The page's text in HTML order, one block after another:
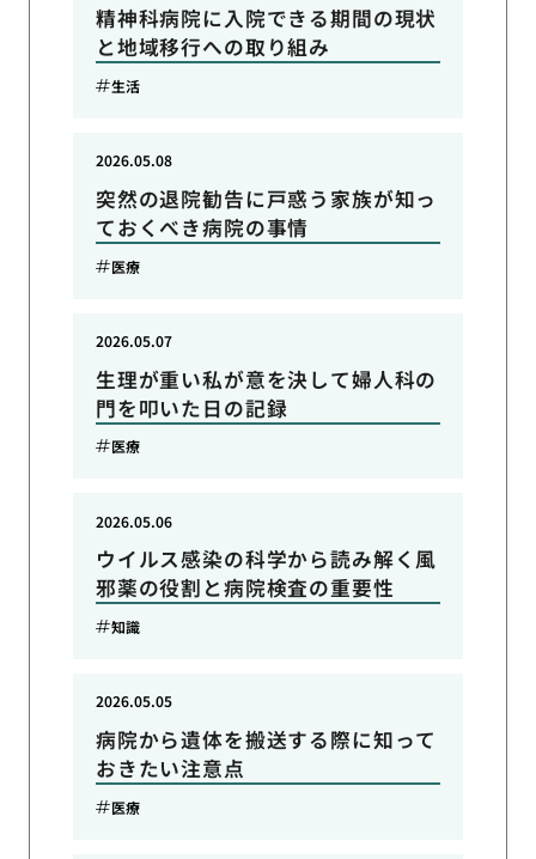
精神科病院に入院できる期間の現状
と地域移行への取り組み
生活
突然の退院勧告に戸惑う家族が知っ
ておくべき病院の事情
2026.05.08
医療
生理が重い私が意を決して婦人科の
門を叩いた日の記録
2026.05.07
医療
ウイルス感染の科学から読み解く風
邪薬の役割と病院検査の重要性
2026.05.06
知識
病院から遺体を搬送する際に知って
おきたい注意点
2026.05.05
医療